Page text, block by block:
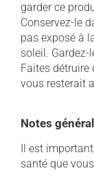
garder ce
Conservez-le
pas exposé à
soleil. Gardez-
Faites
vous resterait
Notes
Il est
santé que